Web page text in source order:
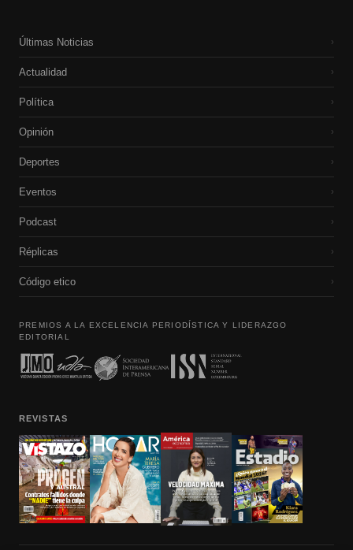
Últimas Noticias ›
Actualidad ›
Política ›
Opinión ›
Deportes ›
Eventos ›
Podcast ›
Réplicas ›
Código etico ›
PREMIOS A LA EXCELENCIA PERIODÍSTICA Y LIDERAZGO
EDITORIAL
REVISTAS